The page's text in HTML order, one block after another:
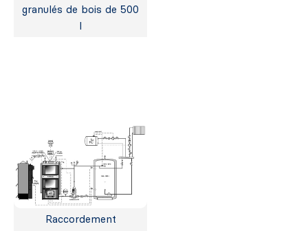
granulés de bois de 500
l
Raccordement